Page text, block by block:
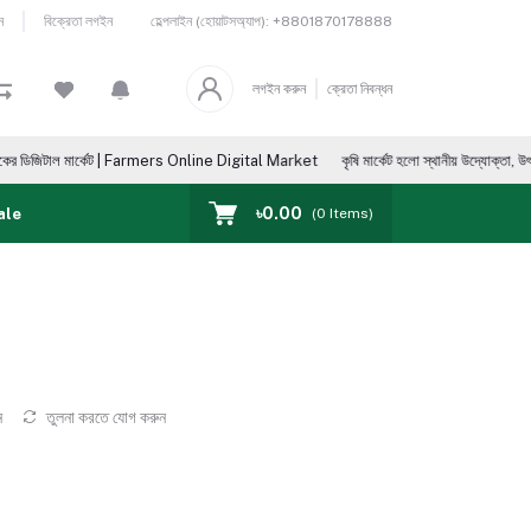
বিক্রেতা লগইন হেল্পলাইন (হোয়াটসঅ্যাপ): +8801870178888
লগইন করুন ক্রেতা নিবন্ধন
| Farmers Online Digital Market কৃষি মার্কেট হলো স্থানীয় উদ্যোক্তা, উৎপাদক, ভোক্তা,
৳0.00 (0 Items)
তুলনা করতে যোগ করুন